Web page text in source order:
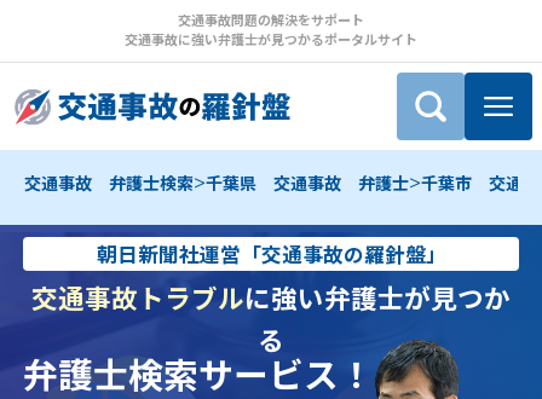
交通事故問題の解決をサポート
交通事故に強い弁護士が見つかるポータルサイト
交通事故 弁護士検索>千葉県 交通事故 弁護士>千葉市 交通
朝日新聞社運営「交通事故の羅針盤」
交通事故トラブルに強い弁護士が見つか
る
弁護士検索サービス！